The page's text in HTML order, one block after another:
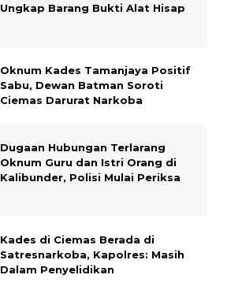
Ungkap Barang Bukti Alat Hisap
Oknum Kades Tamanjaya Positif
Sabu, Dewan Batman Soroti
Ciemas Darurat Narkoba
Dugaan Hubungan Terlarang
Oknum Guru dan Istri Orang di
Kalibunder, Polisi Mulai Periksa
Kades di Ciemas Berada di
Satresnarkoba, Kapolres: Masih
Dalam Penyelidikan